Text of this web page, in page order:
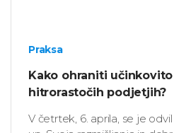
Praksa
Kako ohraniti
hitrorastočih podjetjih?
V četrtek, 6. aprila, se je